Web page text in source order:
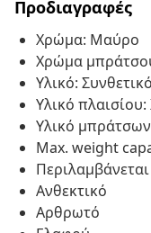
Προδιαγραφές
Χρώμα: Μαύρο
Χρώμα
Υλικό:
Υλικό
Υλικό
Max. weight
Ανθεκτικό
Αρθρωτό